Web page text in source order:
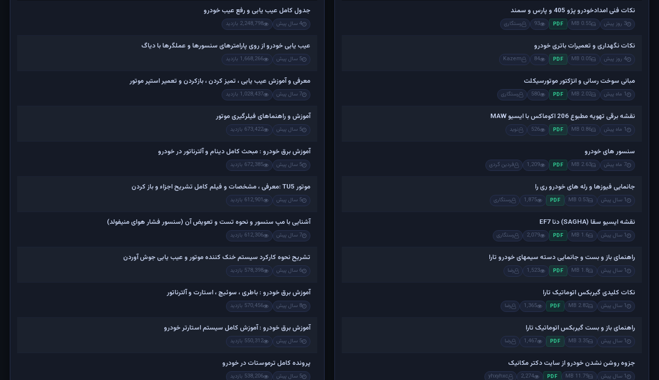
عنوان — مرتب‌شده براساس جدیدترین
نکات فنی امدادخودرو پژو 405 و پارس و سمند
3 روز پیش 0.55 MB
PDF
93 رستگاری
نکات نگهداری و تعمیرات باتری خودرو
4 روز پیش 0.05 MB
PDF
84
Kazem
مبانی سوخت رسانی و انژکتور موتورسیکلت
1 ماه پیش 2.02 MB
PDF
580 رستگاری
نقشه برقی تهویه مطبوع 206 اکوماکس با ایسیو MAW
1 ماه پیش 0.86 MB
PDF
526 نوید
سنسور های خودرو
7 ماه پیش 2.63 MB
PDF
1,209 فردین گردی
جانمایی فیوزها و رله های خودرو ری را
1 سال پیش 0.53 MB
PDF
1,875 رستگاری
نقشه ایسیو سقا (SAGHA) دنا EF7
1 سال پیش 1.6 MB
PDF
2,079 رستگاری
راهنمای باز و بست و جانمایی دسته سیمهای خودرو تارا
1 سال پیش 1.8 MB
PDF
1,523 رضا
نکات کلیدی گیربکس اتوماتیک تارا
1 سال پیش 2.82 MB
PDF
1,365 رضا
راهنمای باز و بست گیربکس اتوماتیک تارا
1 سال پیش 3.35 MB
PDF
1,467 رضا
جزوه روشن نشدن خودرو از سایت دکتر مکانیک
1 سال پیش 11.79 MB
PDF
2,274
yhxyhxc
عنوان — مرتب‌شده براساس پربازدیدترین
جدول کامل عیب یابی و رفع عیب خودرو
4 سال پیش 2,248,798 بازدید
عیب یابی خودرو از روی پارامترهای سنسورها و عملگرها با دیاگ
5 سال پیش 1,668,266 بازدید
معرفی و آموزش عیب یابی ، تمیز کردن ، بازکردن و تعمیر استپر موتور
7 سال پیش 1,028,437 بازدید
آموزش و راهنماهای فیلرگیری موتور
5 سال پیش 673,422 بازدید
آموزش برق خودرو : مبحث کامل دینام و آلترناتور در خودرو
5 سال پیش 672,385 بازدید
موتور TU5 :معرفی ، مشخصات و فیلم کامل تشریح اجزاء و باز کردن
5 سال پیش 612,901 بازدید
آشنایی با مپ سنسور و نحوه تست و تعویض آن (سنسور فشار هوای منیفولد)
7 سال پیش 612,306 بازدید
تشریح نحوه کارکرد سیستم خنک کننده موتور و عیب یابی جوش آوردن
6 سال پیش 578,398 بازدید
آموزش برق خودرو : باطری ، سوئیچ ، استارت و آلترناتور
8 سال پیش 570,456 بازدید
آموزش برق خودرو : آموزش کامل سیستم استارتر خودرو
5 سال پیش 550,312 بازدید
پرونده کامل ترموستات در خودرو
5 سال پیش 538,206 بازدید